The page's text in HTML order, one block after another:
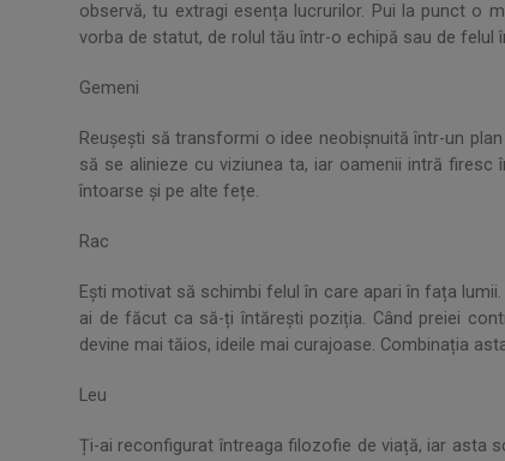
observă, tu extragi esența lucrurilor. Pui la punct o
vorba de statut, de rolul tău într-o echipă sau de felul
Gemeni
Reușești să transformi o idee neobișnuită într-un
să se alinieze cu viziunea ta, iar oamenii intră
întoarse și pe alte fețe.
Rac
Ești motivat să schimbi felul în care apari în fața
ai de făcut ca să-ți întărești poziția. Când preiei
devine mai tăios, ideile mai curajoase. Combinația
Leu
Ți-ai reconfigurat întreaga filozofie de viață, iar asta